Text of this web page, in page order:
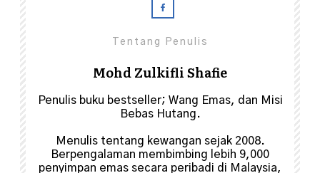
Tentang Penulis
Mohd Zulkifli Shafie
Penulis buku bestseller; Wang Emas, dan Misi
Bebas Hutang.
Menulis tentang kewangan sejak 2008.
Berpengalaman membimbing lebih 9,000
penyimpan emas secara peribadi di Malaysia,